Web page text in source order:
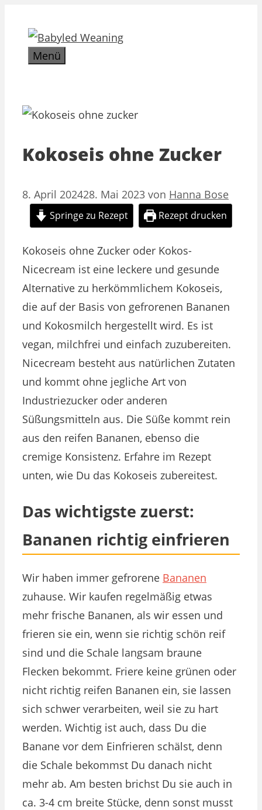
Inhalt
springenMenü
Kokoseis ohne Zucker
8. April 202428. Mai 2023 von Hanna Bose
Springe zu Rezept Rezept drucken
Kokoseis ohne Zucker oder Kokos-
Nicecream ist eine leckere und gesunde
Alternative zu herkömmlichem Kokoseis,
die auf der Basis von gefrorenen Bananen
und Kokosmilch hergestellt wird. Es ist
vegan, milchfrei und einfach zuzubereiten.
Nicecream besteht aus natürlichen Zutaten
und kommt ohne jegliche Art von
Industriezucker oder anderen
Süßungsmitteln aus. Die Süße kommt rein
aus den reifen Bananen, ebenso die
cremige Konsistenz. Erfahre im Rezept
unten, wie Du das Kokoseis zubereitest.
Das wichtigste zuerst:
Bananen richtig einfrieren
Wir haben immer gefrorene Bananen
zuhause. Wir kaufen regelmäßig etwas
mehr frische Bananen, als wir essen und
frieren sie ein, wenn sie richtig schön reif
sind und die Schale langsam braune
Flecken bekommt. Friere keine grünen oder
nicht richtig reifen Bananen ein, sie lassen
sich schwer verarbeiten, weil sie zu hart
werden. Wichtig ist auch, dass Du die
Banane vor dem Einfrieren schälst, denn
die Schale bekommst Du danach nicht
mehr ab. Am besten brichst Du sie auch in
ca. 3-4 cm breite Stücke, denn sonst musst